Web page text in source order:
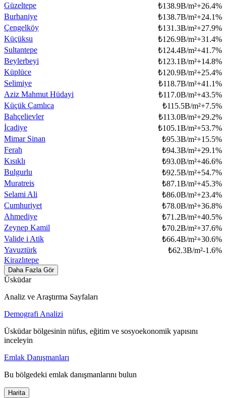
Güzeltepe
₺138.9B/m²+26.4%
Burhaniye
₺138.7B/m²+24.1%
Çengelköy
₺131.3B/m²+27.9%
Küçüksu
₺126.9B/m²+31.4%
Sultantepe
₺124.4B/m²+41.7%
Beylerbeyi
₺123.1B/m²+14.8%
Küplüce
₺120.9B/m²+25.4%
Selimiye
₺118.7B/m²+41.1%
Aziz Mahmut Hüdayi
₺117.0B/m²+43.5%
Küçük Çamlıca
₺115.5B/m²+7.5%
Bahçelievler
₺113.0B/m²+29.2%
İcadiye
₺105.1B/m²+53.7%
Mimar Sinan
₺95.3B/m²+15.5%
Ferah
₺94.3B/m²+29.1%
Kısıklı
₺93.0B/m²+46.6%
Bulgurlu
₺92.5B/m²+54.7%
Muratreis
₺87.1B/m²+45.3%
Selami Ali
₺86.0B/m²+23.4%
Cumhuriyet
₺78.0B/m²+36.8%
Ahmediye
₺71.2B/m²+40.5%
Zeynep Kamil
₺70.2B/m²+37.6%
Valide i Atik
₺66.4B/m²+30.6%
Yavuztürk
₺62.3B/m²-1.6%
Kirazlıtepe
Daha Fazla Gör
Üsküdar
Analiz ve Araştırma Sayfaları
Demografi Analizi
Üsküdar bölgesinin nüfus, eğitim ve sosyoekonomik yapısını
inceleyin
Emlak Danışmanları
Bu bölgedeki emlak danışmanlarını bulun
Harita